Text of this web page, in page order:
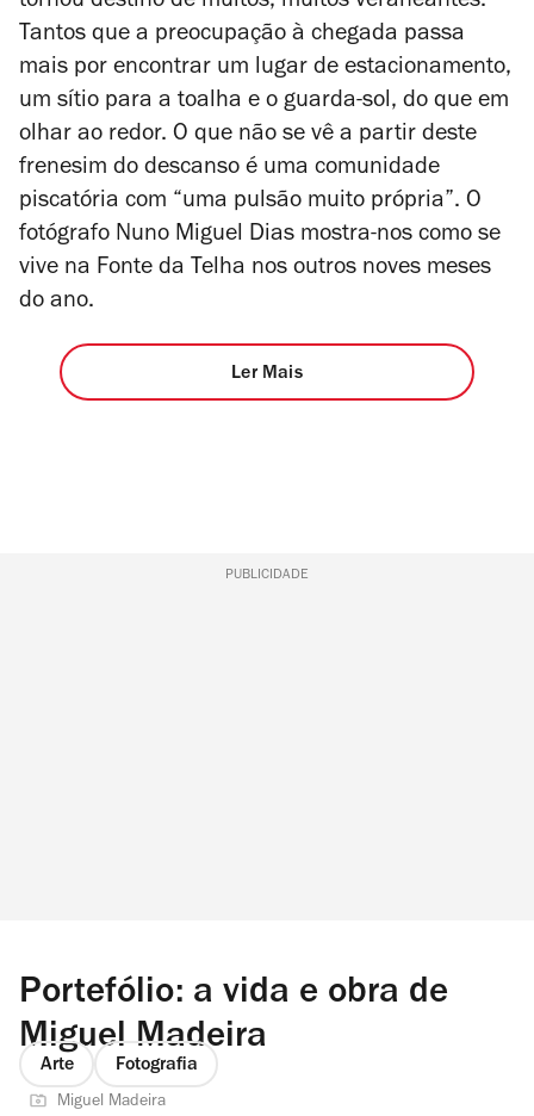
Tantos que a preocupação à chegada passa
mais por encontrar um lugar de estacionamento,
um sítio para a toalha e o guarda-sol, do que em
olhar ao redor. O que não se vê a partir deste
frenesim do descanso é uma comunidade
piscatória com “uma pulsão muito própria”. O
fotógrafo Nuno Miguel Dias mostra-nos como se
vive na Fonte da Telha nos outros noves meses
do ano.
Ler Mais
PUBLICIDADE
Portefólio: a vida e obra de
Miguel Madeira
Arte Fotografia
Miguel Madeira